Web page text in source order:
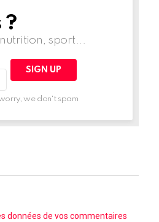
?
sport...
we don't spam
données de vos commentaires